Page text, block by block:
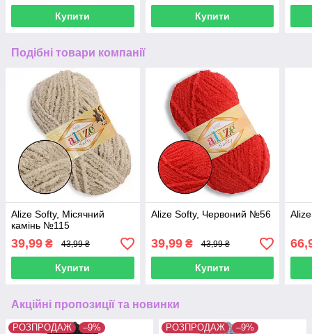
Купити Купити
Подібні товари компанії
Alize Softy, Місячний
камінь №115
39,99 ₴ 43,99 ₴
Купити
Alize Softy, Червоний №56
39,99₴ 43,99 ₴
Купити
Акційні пропозиції та новинки
РОЗПРОДАЖ –9% РОЗПРОДАЖ –9%